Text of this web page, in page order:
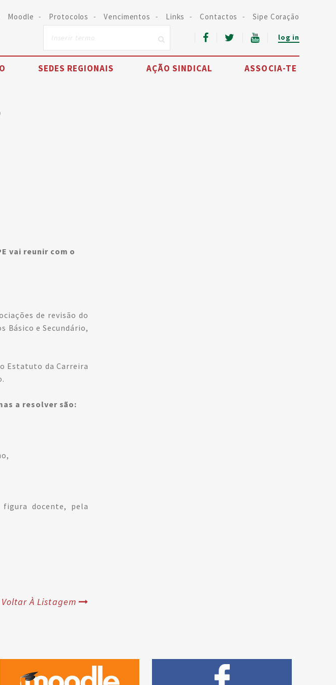
Moodle Protocolos Vencimentos Links Contactos Sipe Coração
log in
SEDES REGIONAIS AÇÃO SINDICAL ASSOCIA-TE
vai reunir com o
de revisão do
Básico e Secundário,
Estatuto da Carreira
a resolver são:
docente, pela
Voltar À Listagem